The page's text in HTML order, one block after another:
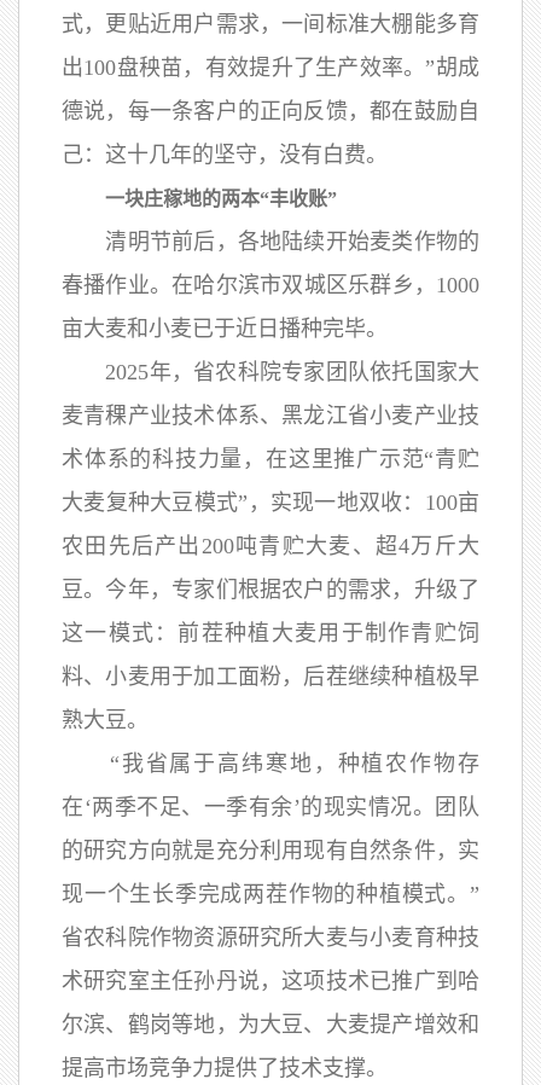
式，更贴近用户需求，一间标准大棚能多育
出100盘秧苗，有效提升了生产效率。”胡成
德说，每一条客户的正向反馈，都在鼓励自
己：这十几年的坚守，没有白费。
一块庄稼地的两本“丰收账”
清明节前后，各地陆续开始麦类作物的
春播作业。在哈尔滨市双城区乐群乡，1000
亩大麦和小麦已于近日播种完毕。
2025年，省农科院专家团队依托国家大
麦青稞产业技术体系、黑龙江省小麦产业技
术体系的科技力量，在这里推广示范“青贮
大麦复种大豆模式”，实现一地双收：100亩
农田先后产出200吨青贮大麦、超4万斤大
豆。今年，专家们根据农户的需求，升级了
这一模式：前茬种植大麦用于制作青贮饲
料、小麦用于加工面粉，后茬继续种植极早
熟大豆。
“我省属于高纬寒地，种植农作物存
在‘两季不足、一季有余’的现实情况。团队
的研究方向就是充分利用现有自然条件，实
现一个生长季完成两茬作物的种植模式。”
省农科院作物资源研究所大麦与小麦育种技
术研究室主任孙丹说，这项技术已推广到哈
尔滨、鹤岗等地，为大豆、大麦提产增效和
提高市场竞争力提供了技术支撑。